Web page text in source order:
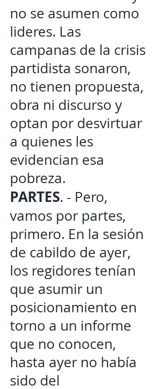
no se asumen como
lideres. Las
campanas de la crisis
partidista sonaron,
no tienen propuesta,
obra ni discurso y
optan por desvirtuar
a quienes les
evidencian esa
pobreza.
PARTES. - Pero,
vamos por partes,
primero. En la sesión
de cabildo de ayer,
los regidores tenían
que asumir un
posicionamiento en
torno a un informe
que no conocen,
hasta ayer no había
sido del